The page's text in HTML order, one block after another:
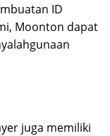
ID
Moonton dapat
juga memiliki